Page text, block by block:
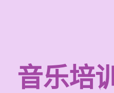
音乐培